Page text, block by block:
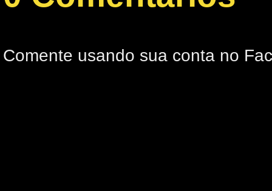
Comente usando sua conta no